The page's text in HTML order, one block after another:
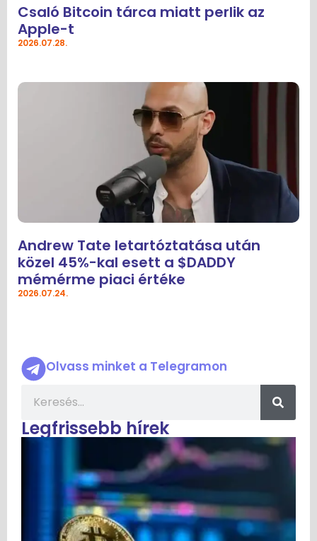
Csaló Bitcoin tárca miatt perlik az
Apple-t
2026.07.28.
Andrew Tate letartóztatása után
közel 45%-kal esett a $DADDY
mémérme piaci értéke
2026.07.24.
Olvass minket a Telegramon
Legfrissebb hírek